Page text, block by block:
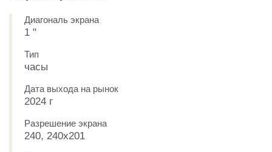
Диагональ экрана
1 "
Тип
часы
Дата выхода на рынок
2024 г
Разрешение экрана
240, 240x201